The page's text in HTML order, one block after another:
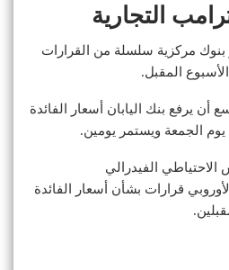
التجارية
مركزية سلسلة من القرارات
المقبل.
يرفع بنك اليابان أسعار الفائدة
يوم الجمعة ويستمر يومين.
الفيدرالي
قرارات بشأن أسعار الفائدة